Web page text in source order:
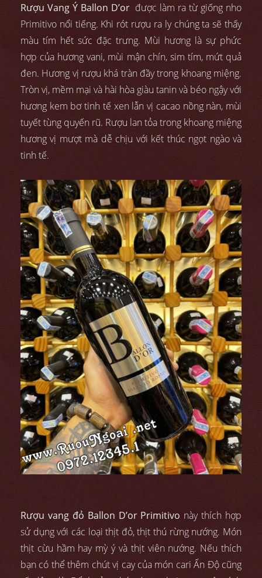
Rượu Vang Ý Ballon D’orđược làm ra từ giống nho
Primitivo nổi tiếng. Khi rót rượu ra ly chúng ta sẽ thấy
màu tím hết sức đặc trưng. Mùi hương là sự phức
hợp của hương vani, mùi mận chín, sim tím, mứt quả
đen. Hương vị rượu khá tràn đầy trong khoang miệng.
Tròn vị, mềm mại và hài hòa giàu tanin và béo ngậy với
hương kem bơ tinh tế xen lẫn vị cacao nồng nàn, mùi
tuyết tùng quyến rũ. Rượu lan tỏa trong khoang miệng
hương vị mượt mà dễ chịu với kết thúc ngọt ngào và
tinh tế.
Rượu vang đỏ Ballon D’or Primitivo này thích hợp
sử dụng với các loại thịt đỏ, thịt thú rừng nướng. Món
thịt cừu hầm hay mỳ ý và thịt viên nướng. Nếu thích
bạn có thể thêm chút vị cay của món cari Ấn Độ cũng